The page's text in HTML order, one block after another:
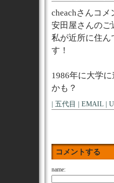
cheachさんコメ
安田屋さんのご
私が近所に住ん
す！
1986年に大学
かも？
| 五代目 | EMAIL |
コメントする
name: